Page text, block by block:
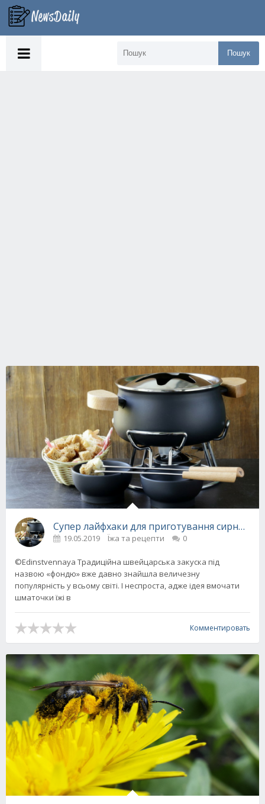
Пошук
Супер лайфхаки для приготування сирного
19.05.2019 Їжа та рецепти 0
©Edinstvennaya Традиційна швейцарська закуска під
назвою «фондю» вже давно знайшла величезну
популярність у всьому світі. І неспроста, адже ідея вмочати
шматочки їжі в
Комментировать